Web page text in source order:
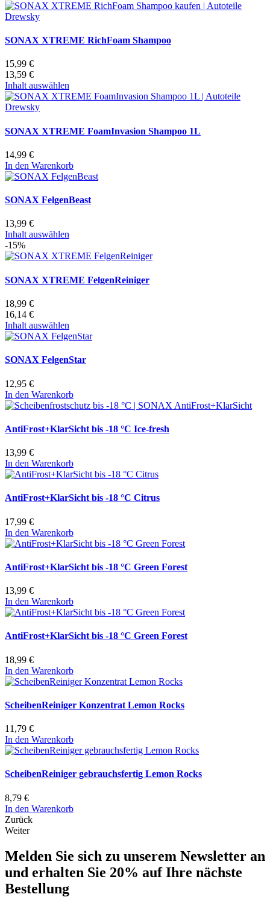
SONAX XTREME RichFoam Shampoo
15,99 €
13,59 €
Inhalt auswählen
SONAX XTREME FoamInvasion Shampoo 1L
14,99 €
In den Warenkorb
SONAX FelgenBeast
13,99 €
Inhalt auswählen
-15%
SONAX XTREME FelgenReiniger
18,99 €
16,14 €
Inhalt auswählen
SONAX FelgenStar
12,95 €
In den Warenkorb
AntiFrost+KlarSicht bis -18 °C Ice-fresh
13,99 €
In den Warenkorb
AntiFrost+KlarSicht bis -18 °C Citrus
17,99 €
In den Warenkorb
AntiFrost+KlarSicht bis -18 °C Green Forest
13,99 €
In den Warenkorb
AntiFrost+KlarSicht bis -18 °C Green Forest
18,99 €
In den Warenkorb
ScheibenReiniger Konzentrat Lemon Rocks
11,79 €
In den Warenkorb
ScheibenReiniger gebrauchsfertig Lemon Rocks
8,79 €
In den Warenkorb
Zurück
Weiter
Melden Sie sich zu unserem Newsletter an
und erhalten Sie 20% auf Ihre nächste
Bestellung